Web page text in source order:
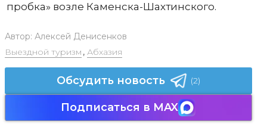
пробка» возле Каменска-Шахтинского.
Автор: Алексей Денисенков
Выездной туризм , Абхазия
Обсудить новость (2)
Подписаться в MAX